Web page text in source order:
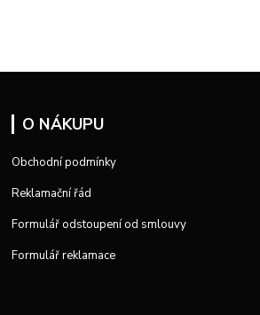
O NÁKUPU
Obchodní podmínky
Reklamační řád
Formulář odstoupení od smlouvy
Formulář reklamace